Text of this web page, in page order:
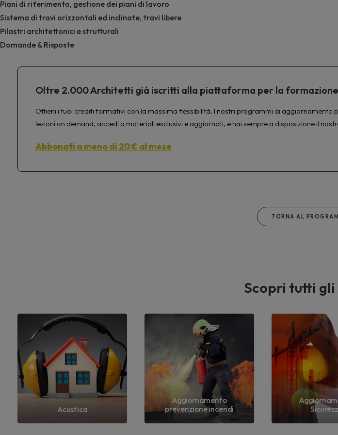
Piani di riferimento, gestione dei piani di lavoro
Sistema di travi orizzontali ed inclinate, travi libere
Pilastri architettonici e strutturali
Domande & Risposte
Oltre 2.000 Architetti già iscritti alla piattaforma per la
Ottieni i tuoi crediti formativi con la massima flessibilità. I nostri programmi di
lezioni on demand, accedi a materiali esclusivi e aggiornati, e hai sempre a disposizione il
Abbonati a meno di 20 € al mese
TORNA AL
Scopri tutti
Acustica
Aggiornamento
prevenzione incendi